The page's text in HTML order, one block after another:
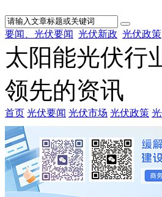
要闻、光伏要闻 光伏新政 光伏政策
太阳能光伏行
领先的资讯
首页 光伏要闻 光伏市场 光伏政策